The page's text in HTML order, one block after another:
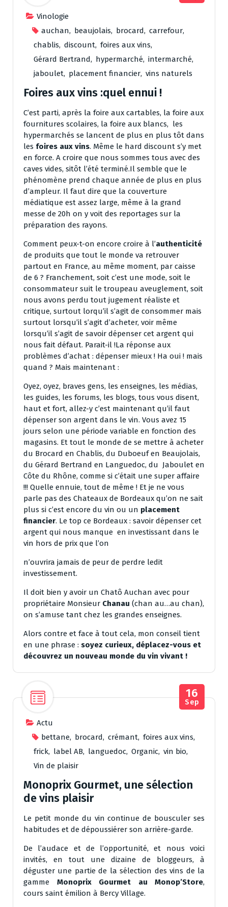
Vinologie
auchan, beaujolais, brocard, carrefour,
chablis, discount, foires aux vins,
Gérard Bertrand, hypermarché, intermarché,
jaboulet, placement financier, vins naturels
Foires aux vins :quel ennui !
C’est parti, après la foire aux cartables, la foire aux
fournitures scolaires, la foire aux blancs, les
hypermarchés se lancent de plus en plus tôt dans
les foires aux vins. Même le hard discount s’y met
en force. A croire que nous sommes tous avec des
caves vides, sitôt l’été terminé.Il semble que le
phénomène prend chaque année de plus en plus
d’ampleur. Il faut dire que la couverture
médiatique est assez large, même à la grand
messe de 20h on y voit des reportages sur la
préparation des rayons.
Comment peux-t-on encore croire à l’authenticité
de produits que tout le monde va retrouver
partout en France, au même moment, par caisse
de 6 ? Franchement, soit c’est une mode, soit le
consommateur suit le troupeau aveuglement, soit
nous avons perdu tout jugement réaliste et
critique, surtout lorqu’il s’agit de consommer mais
surtout lorsqu’il s’agit d’acheter, voir même
lorsqu’il s’agit de savoir dépenser cet argent qui
nous fait défaut. Parait-il !La réponse aux
problèmes d’achat : dépenser mieux ! Ha oui ! mais
quand ? Mais maintenant :
Oyez, oyez, braves gens, les enseignes, les médias,
les guides, les forums, les blogs, tous vous disent,
haut et fort, allez-y c’est maintenant qu’il faut
dépenser son argent dans le vin. Vous avez 15
jours selon une période variable en fonction des
magasins. Et tout le monde de se mettre à acheter
du Brocard en Chablis, du Duboeuf en Beaujolais,
du Gérard Bertrand en Languedoc, du Jaboulet en
Côte du Rhône, comme si c’était une super affaire
!!! Quelle ennuie, tout de même ! Et je ne vous
parle pas des Chateaux de Bordeaux qu’on ne sait
plus si c’est encore du vin ou un placement
financier. Le top ce Bordeaux : savoir dépenser cet
argent qui nous manque en investissant dans le
vin hors de prix que l’on
n’ouvrira jamais de peur de perdre ledit
investissement.
Il doit bien y avoir un Chatô Auchan avec pour
propriétaire Monsieur Chanau (chan au…au chan),
on s’amuse tant chez les grandes enseignes.
Alors contre et face à tout cela, mon conseil tient
en une phrase : soyez curieux, déplacez-vous et
découvrez un nouveau monde du vin vivant !
Actu
bettane, brocard, crémant, foires aux vins,
frick, label AB, languedoc, Organic, vin bio,
Vin de plaisir
16
Sep
Monoprix Gourmet, une sélection
de vins plaisir
Le petit monde du vin continue de bousculer ses
habitudes et de dépoussiérer son arrière-garde.
De l’audace et de l’opportunité, et nous voici
invités, en tout une dizaine de bloggeurs, à
déguster une partie de la sélection des vins de la
gamme Monoprix Gourmet au Monop’Store,
cours saint émilion à Bercy Village.